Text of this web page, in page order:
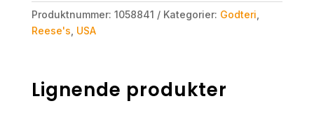
Produktnummer: 1058841 Kategorier: Godteri
Reese's USA
Lignende produkter